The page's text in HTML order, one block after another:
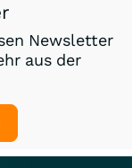
Newsletter
aus der